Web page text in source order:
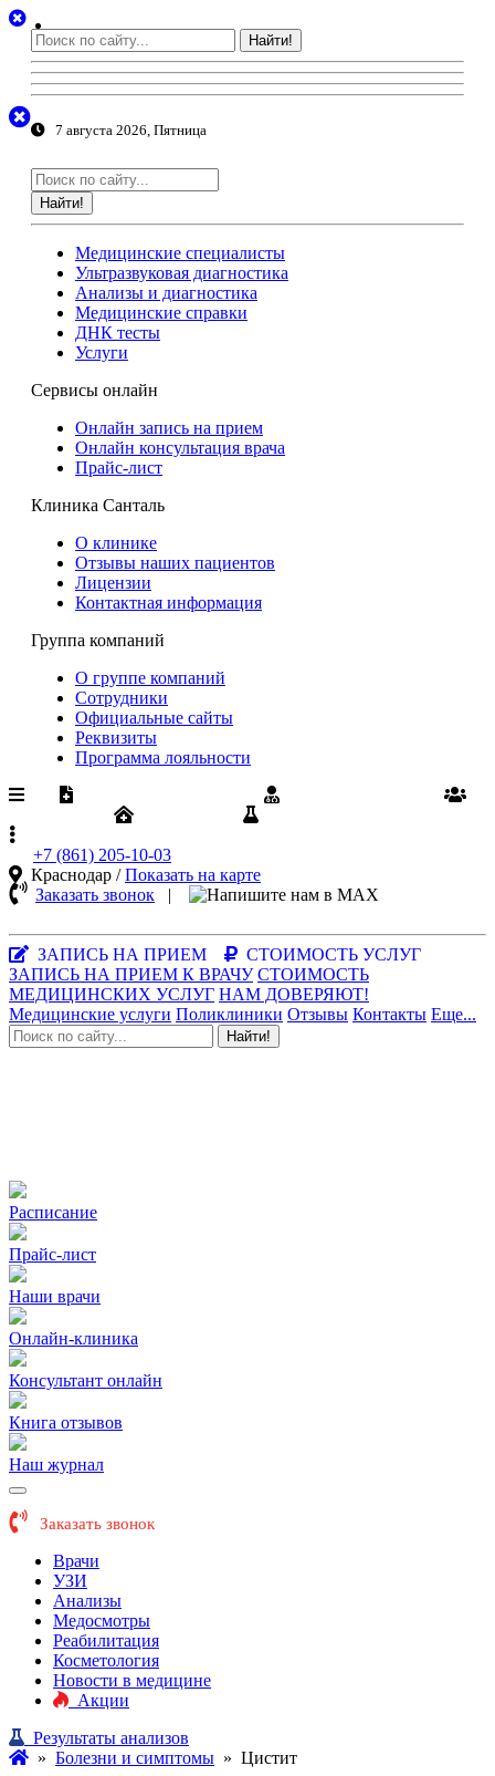
Найти!
7 августа 2026, Пятница
Найти!
Медицинские специалисты
Ультразвуковая диагностика
Анализы и диагностика
Медицинские справки
ДНК тесты
Услуги
Сервисы онлайн
Онлайн запись на прием
Онлайн консультация врача
Прайс-лист
Клиника Санталь
О клинике
Отзывы наших пациентов
Лицензии
Контактная информация
Группа компаний
О группе компаний
Сотрудники
Официальные сайты
Реквизиты
Программа лояльности
+7 (861) 205-10-03
Краснодар /Показать на карте
Заказать звонок |
ЗАПИСЬ НА ПРИЕМ
СТОИМОСТЬ УСЛУГ
ЗАПИСЬ НА ПРИЕМ К ВРАЧУ СТОИМОСТЬ
МЕДИЦИНСКИХ УСЛУГ НАМ ДОВЕРЯЮТ!
Медицинские услуги Поликлиники Отзывы Контакты Еще...
Найти!
Расписание
Прайс-лист
Наши врачи
Онлайн-клиника
Консультант онлайн
Книга отзывов
Наш журнал
Заказать звонок
Врачи
УЗИ
Анализы
Медосмотры
Реабилитация
Косметология
Новости в медицине
Акции
Результаты анализов
» Болезни и симптомы » Цистит